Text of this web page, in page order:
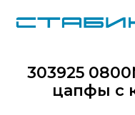
303925
цапфы с